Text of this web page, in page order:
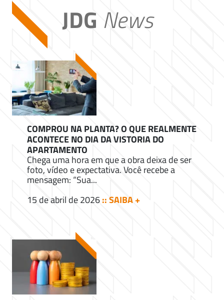
JDG News
COMPROU NA PLANTA? O QUE REALMENTE
ACONTECE NO DIA DA VISTORIA DO
APARTAMENTO
Chega uma hora em que a obra deixa de ser
foto, vídeo e expectativa. Você recebe a
mensagem: “Sua...
15 de abril de 2026:: SAIBA +